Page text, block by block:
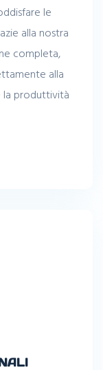
le
alla nostra
completa,
alla
la produttività